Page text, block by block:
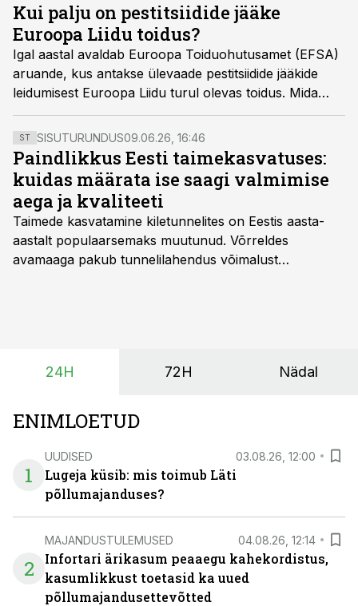
Kui palju on pestitsiidide jääke
Euroopa Liidu toidus?
Igal aastal avaldab Euroopa Toiduohutusamet (EFSA)
aruande, kus antakse ülevaade pestitsiidide jääkide
leidumisest Euroopa Liidu turul olevas toidus. Mida
viimane aruanne näitab, sellest kirjutab Regionaal- ja
Põllumajandusministeeriumi toiduohutuse osakonna
nõunik Anneli Haugas.
ST SISUTURUNDUS09.06.26, 16:46
Paindlikkus Eesti taimekasvatuses:
kuidas määrata ise saagi valmimise
aega ja kvaliteeti
Taimede kasvatamine kiletunnelites on Eestis aasta-
aastalt populaarsemaks muutunud. Võrreldes
avamaaga pakub tunnelilahendus võimalust
24H 72H Nädal
ENIMLOETUD
1
UUDISED 03.08.26, 12:00
Lugeja küsib: mis toimub Läti
põllumajanduses?
2
MAJANDUSTULEMUSED 04.08.26, 12:14
Infortari ärikasum peaaegu kahekordistus,
kasumlikkust toetasid ka uued
põllumajandusettevõtted